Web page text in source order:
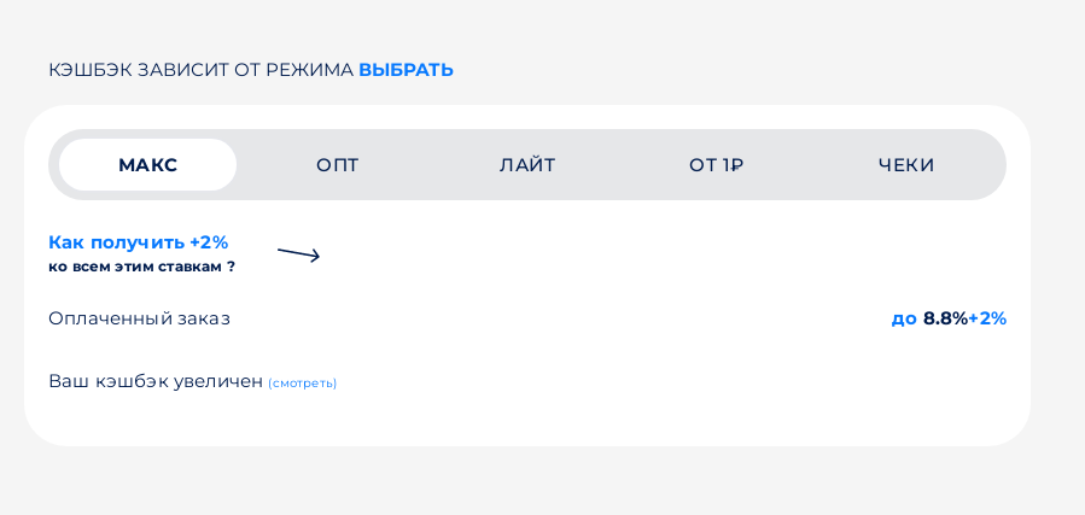
КЭШБЭК ЗАВИСИТ ОТ РЕЖИМА ВЫБРАТЬ
МАКС ОПТ ЛАЙТ ОТ 1₽ ЧЕКИ
Как получить +2%
ко всем этим ставкам ?
Оплаченный заказ до 8.8%+2%
Ваш кэшбэк увеличен (смотреть)